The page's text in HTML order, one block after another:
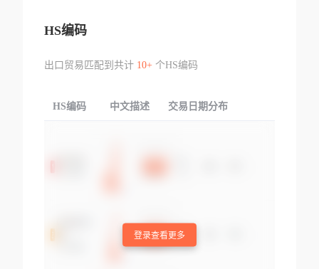
HS编码
出口贸易匹配到共计 10+个HS编码
HS编码 中文描述 交易日期分布
登录查看更多